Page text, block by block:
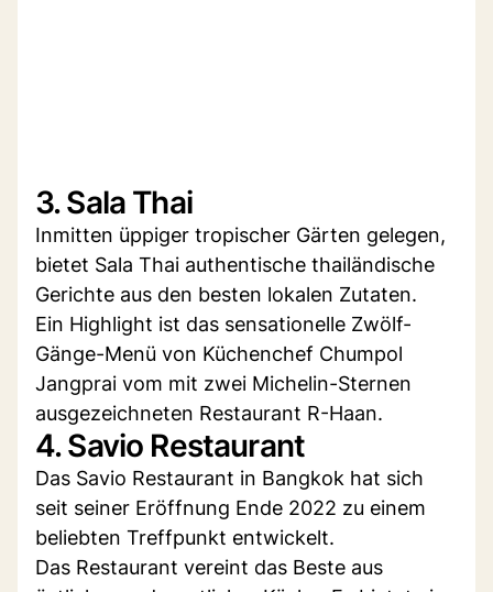
3. Sala Thai
Inmitten üppiger tropischer Gärten gelegen,
bietet Sala Thai authentische thailändische
Gerichte aus den besten lokalen Zutaten.
Ein Highlight ist das sensationelle Zwölf-
Gänge-Menü von Küchenchef Chumpol
Jangprai vom mit zwei Michelin-Sternen
ausgezeichneten Restaurant R-Haan.
4. Savio Restaurant
Das Savio Restaurant in Bangkok hat sich
seit seiner Eröffnung Ende 2022 zu einem
beliebten Treffpunkt entwickelt.
Das Restaurant vereint das Beste aus